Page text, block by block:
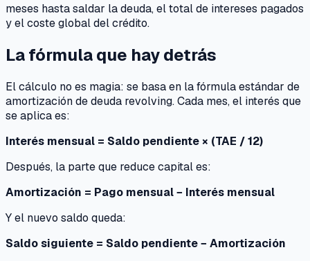
meses hasta saldar la deuda, el total de intereses pagados
y el coste global del crédito.
La fórmula que hay detrás
El cálculo no es magia: se basa en la fórmula estándar de
amortización de deuda revolving. Cada mes, el interés que
se aplica es:
Interés mensual = Saldo pendiente × (TAE / 12)
Después, la parte que reduce capital es:
Amortización = Pago mensual − Interés mensual
Y el nuevo saldo queda:
Saldo siguiente = Saldo pendiente − Amortización